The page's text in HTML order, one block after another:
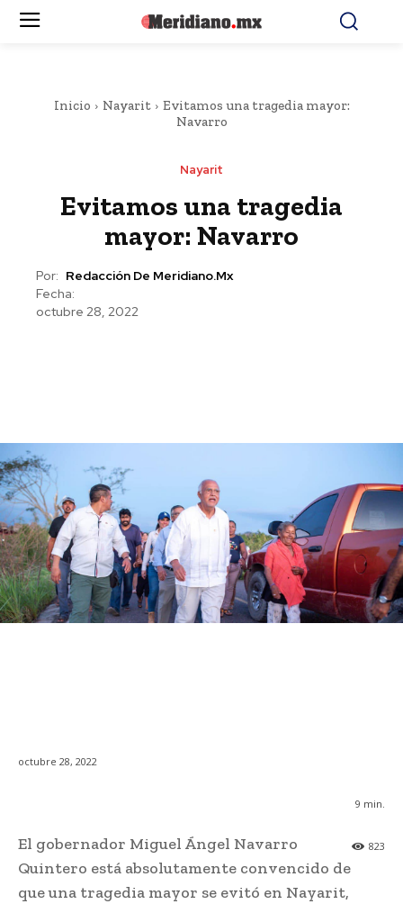
Inicio Nayarit
Evitamos una tragedia mayor:
Navarro
Nayarit
Evitamos una tragedia
mayor: Navarro
Por: Redacción De Meridiano.mx
Fecha:
octubre 28, 2022
octubre 28, 2022
9 min.
823
El gobernador Miguel Ángel Navarro
Quintero está absolutamente convencido de
que una tragedia mayor se evitó en Nayarit,